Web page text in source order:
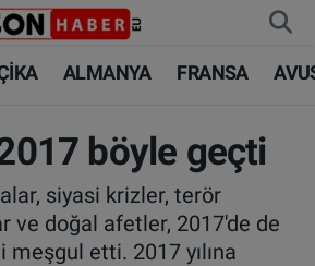
ALMANYA FRANSA
böyle geçti
siyasi krizler, terör
ve doğal afetler, 2017'de de
etti. 2017 yılına
Durumu ve Fikstür